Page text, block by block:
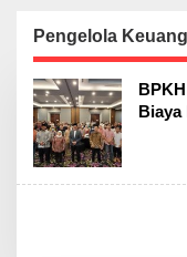
Pengelola
Biaya